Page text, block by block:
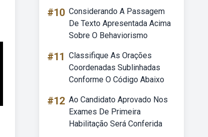
#10 Considerando A Passagem
De Texto Apresentada Acima
Sobre O Behaviorismo
#11 Classifique As Orações
Coordenadas Sublinhadas
Conforme O Código Abaixo
#12 Ao Candidato Aprovado Nos
Exames De Primeira
Habilitação Será Conferida